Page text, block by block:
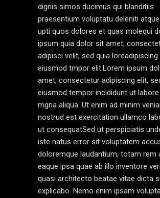
dignis simos ducimus qui blanditiis
praesentium voluptatu deleniti
upti quos dolores et quas molequi
ipsum quia dolor sit amet,
adipisci velit, sed quia loreadipiscing
eiusmod tmpor elit.Lorem ipsum
amet, consectetur adipiscing elit,
eiusmod tempor incididunt ut
mgna aliqua. Ut enim ad minim
nostrud est exercitation ullamco
ut consequatSed ut perspiciatis
iste natus error sit voluptatem
doloremque laudantium, totam rem
eaque ipsa quae ab illo inventore
quasi architecto beatae vitae dicta
explicabo. Nemo enim ipsam